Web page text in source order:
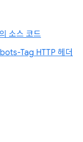
소스 코드
Tag HTTP 헤더